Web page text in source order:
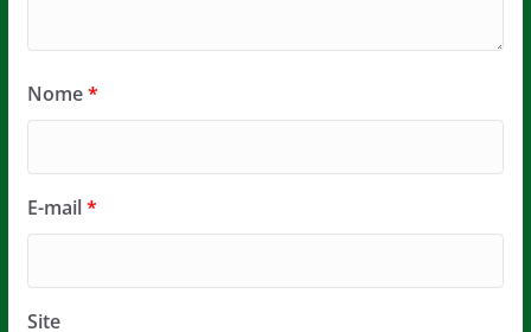
Nome*
E-mail*
Site